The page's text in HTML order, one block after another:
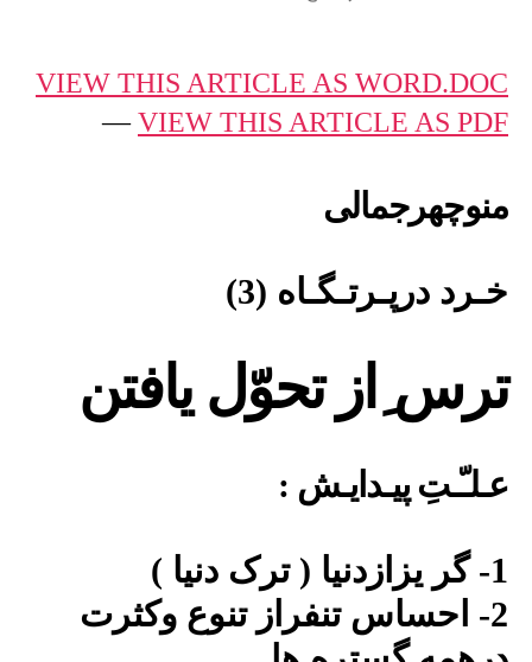
درپـرتـگـاه
–
VIEW THIS ARTICLE AS WORD.DOC
—VIEW THIS ARTICLE AS PDF
منوچهرجمالی
خـرد درپـرتـگـاه (3)
ترس ِاز تحوّل یافتن
عـلـّـتِ پیـدایـش :
1- گر یزازدنیا ( ترک دنیا )
2- احساس تنفراز تنوع وکثرت